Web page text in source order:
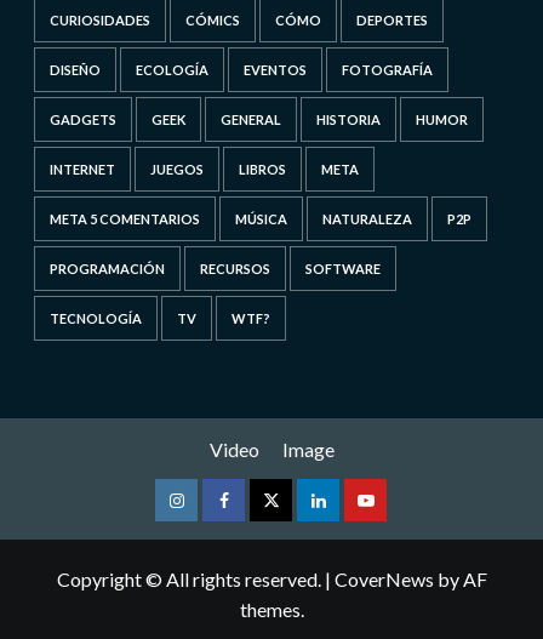
CURIOSIDADES CÓMICS CÓMO DEPORTES
DISEÑO ECOLOGÍA EVENTOS FOTOGRAFÍA
GADGETS GEEK GENERAL HISTORIA HUMOR
INTERNET JUEGOS LIBROS META
META 5 COMENTARIOS MÚSICA NATURALEZA P2P
PROGRAMACIÓN RECURSOS SOFTWARE
TECNOLOGÍA TV WTF?
Video Image
InstagramFacebookTwitterLinkedinYoutube
Copyright © All rights reserved. | CoverNews by AF
themes.